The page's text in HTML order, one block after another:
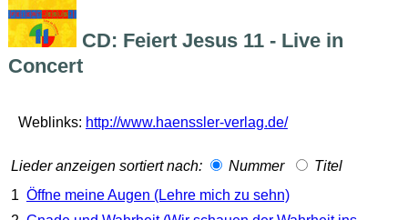
CD: Feiert Jesus 11 - Live in
Concert
Weblinks: http://www.haenssler-verlag.de/
Lieder anzeigen sortiert nach: Nummer
Titel
1 Öffne meine Augen (Lehre mich zu sehn)